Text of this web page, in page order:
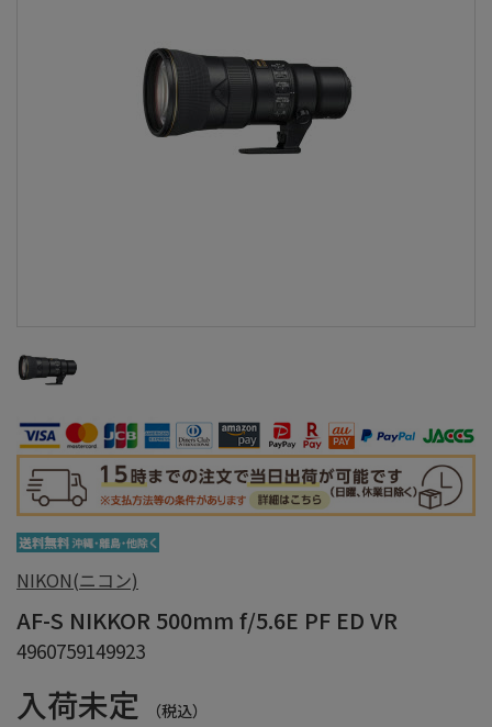
NIKON(ニコン)
AF-S NIKKOR 500mm f/5.6E PF ED VR
4960759149923
入荷未定 （税込）